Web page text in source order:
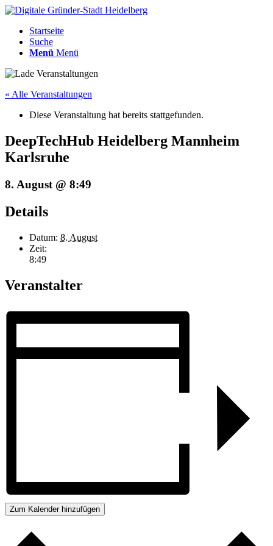
Startseite
Suche
Menü Menü
« Alle Veranstaltungen
Diese Veranstaltung hat bereits stattgefunden.
DeepTechHub Heidelberg Mannheim
Karlsruhe
8. August @ 8:49
Details
Datum: 8. August
Zeit:
8:49
Veranstalter
Zum Kalender hinzufügen